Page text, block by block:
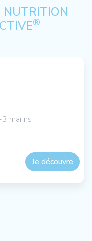
NUTRITION
®
marins
Je découvre